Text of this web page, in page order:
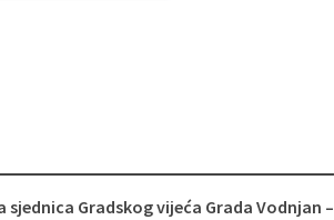
sjednica Gradskog vijeća Grada Vodnjan –